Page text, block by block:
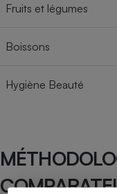
Fruits et légumes
Boissons
Hygiène Beauté